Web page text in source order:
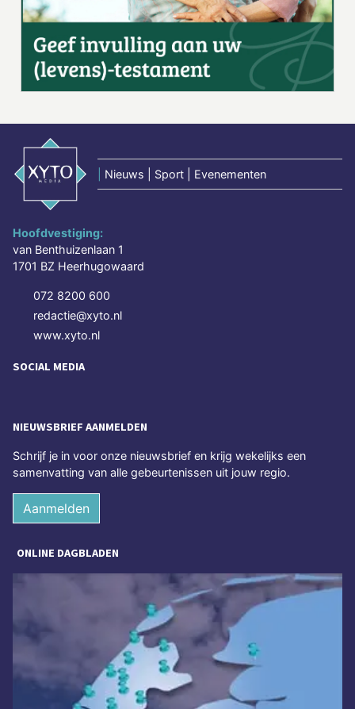
Nieuws | Sport | Evenementen
Hoofdvestiging:
van Benthuizenlaan 1
1701 BZ Heerhugowaard
072 8200 600
redactie@xyto.nl
www.xyto.nl
SOCIAL MEDIA
NIEUWSBRIEF AANMELDEN
Schrijf je in voor onze nieuwsbrief en krijg wekelijks een
samenvatting van alle gebeurtenissen uit jouw regio.
Aanmelden
ONLINE DAGBLADEN